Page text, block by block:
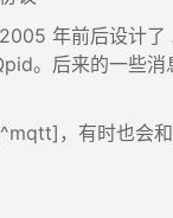
年前后设计
。后来的一些
，有时也会